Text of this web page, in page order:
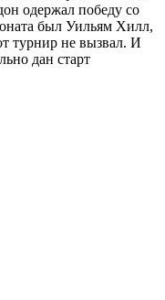
одержал победу со
был Уильям Хилл,
турнир не вызвал. И
дан старт